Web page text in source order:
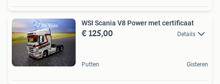
WSI Scania V8 Power met certificaat
€ 125,00 Details
Putten Gisteren